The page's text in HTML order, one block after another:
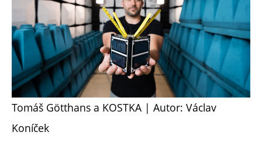
Tomáš Götthans a KOSTKA | Autor: Václav
Koníček